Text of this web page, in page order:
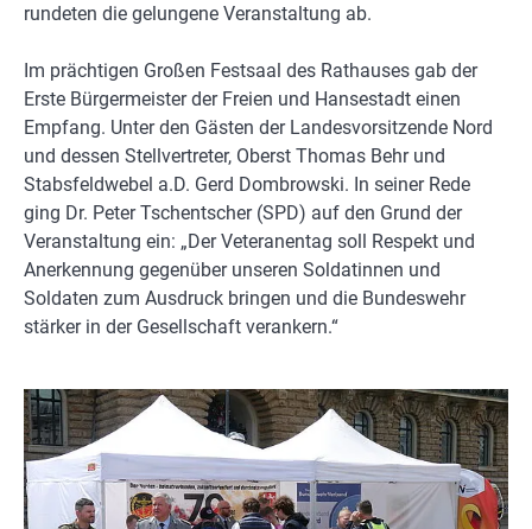
rundeten die gelungene Veranstaltung ab.
Im prächtigen Großen Festsaal des Rathauses gab der
Erste Bürgermeister der Freien und Hansestadt einen
Empfang. Unter den Gästen der Landesvorsitzende Nord
und dessen Stellvertreter, Oberst Thomas Behr und
Stabsfeldwebel a.D. Gerd Dombrowski. In seiner Rede
ging Dr. Peter Tschentscher (SPD) auf den Grund der
Veranstaltung ein: „Der Veteranentag soll Respekt und
Anerkennung gegenüber unseren Soldatinnen und
Soldaten zum Ausdruck bringen und die Bundeswehr
stärker in der Gesellschaft verankern.“